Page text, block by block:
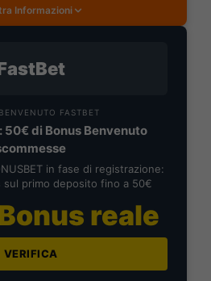
Informazioni
FASTBET
50€ di Bonus Benvenuto
in fase di registrazione:
sul primo deposito fino a 50€
reale
VERIFICA